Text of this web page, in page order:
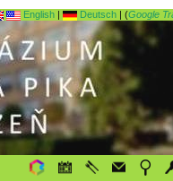
English| Deutsch| (Google